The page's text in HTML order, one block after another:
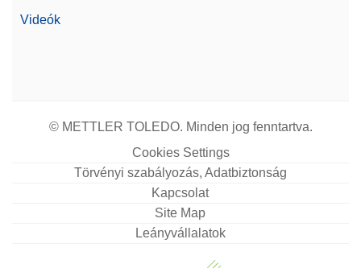
Videók
© METTLER TOLEDO. Minden jog fenntartva.
Cookies Settings
Törvényi szabályozás, Adatbiztonság
Kapcsolat
Site Map
Leányvállalatok